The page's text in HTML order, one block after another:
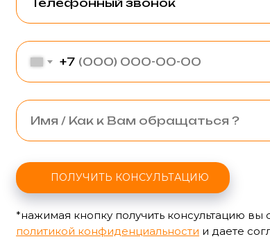
+7
ПОЛУЧИТЬ КОНСУЛЬТАЦИЮ
*нажимая кнопку получить консультацию вы
политикой конфиденциальности и даете